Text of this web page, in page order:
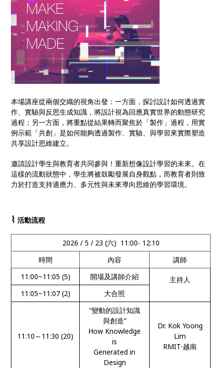
本場講座從兩個交織的視角出發：一方面，探討設計如何透過實
作、實驗與反思生成知識，將設計視為回應真實世界的動態研究
過程；另一方面，將重點從結果轉而聚焦於「製作」過程，用實
例示範「共創」是如何能夠透過製作、實驗、與學習來實際塑造
共享設計思維建立。
邀請設計學生與教育者共同參與！重新想像設計學習的未來。在
這樣的流動狀態中，學生將被鼓勵發展自身觀點，而教育者則致
力於打造支持適應力、多元性與未來導向思維的學習環境。
⌇ 活動流程
2026 / 5 / 23 (六) 11:00- 12:10
時間
內容
講師
11:00~11:05 (5)
開場及講師介紹
主持人
11:05~11:07 (2)
大合照
11:10～11:30 (20)
“變動的設計知識
與創造”
How Knowledge
is
Generated in
Design
Dr. Kok Yoong
Lim
RMIT-越南